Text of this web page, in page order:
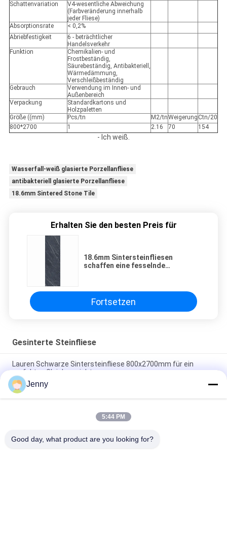
Schattenvariation
V4-wesentliche Abweichung
(Farbveränderung innerhalb
jeder Fliese)
Absorptionsrate
< 0,2%
Abriebfestigkeit
6 - beträchtlicher
Handelsverkehr
Funktion
Chemikalien- und
Frostbeständig,
Säurebeständig, Antibakteriell,
Wärmedämmung,
Verschleißbeständig
Gebrauch
Verwendung im Innen- und
Außenbereich
Verpackung
Standardkartons und
Holzpaletten
Größe ((mm)
Pcs/tn M2/tnWeigerung Ctn/20
800*2700
1 2.16 70 154
- Ich weiß.
Wasserfall-weiß glasierte Porzellanfliese
antibakteriell glasierte Porzellanfliese
18.6mm Sintered Stone Tile
Erhalten Sie den besten Preis für
18.6mm Sintersteinfliesen
schaffen eine fesselnde
Fortsetzen
Gesinterte Steinfliese
Lauren Schwarze Sintersteinfliese 800x2700mm für ein
perfektes Gleichgewicht
Wärmedämmung Sintersteinfliesen Herbst Serenade Textilien
Polsterung Tischplatte
Reise durch die Meere Sintersteinfliesen Dekorative Akzente
Jenny
5:44 PM
Good day, what product are you looking for?